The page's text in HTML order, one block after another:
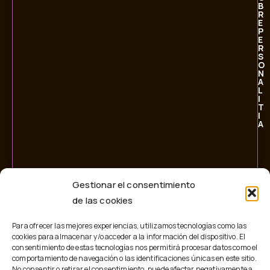
Gestionar el consentimiento
de las cookies
Para ofrecer las mejores experiencias, utilizamos tecnologías como las
cookies para almacenar y/o acceder a la información del dispositivo. El
consentimiento de estas tecnologías nos permitirá procesar datos como el
comportamiento de navegación o las identificaciones únicas en este sitio.
B
R
E
P
E
R
S
O
N
A
L
I
T
I
A